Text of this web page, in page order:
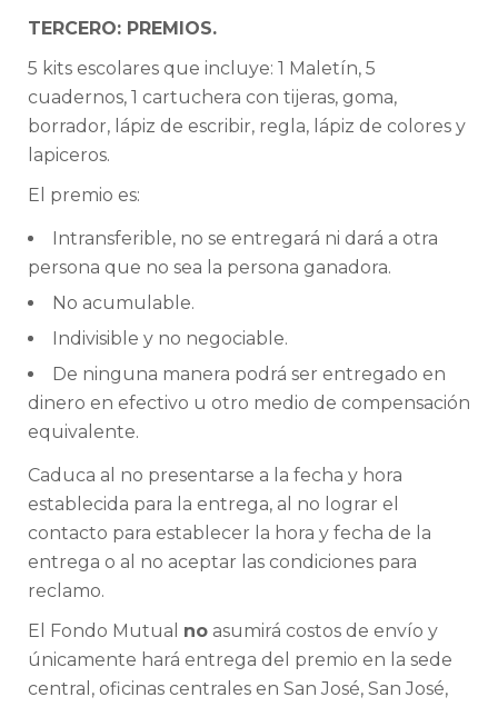
TERCERO: PREMIOS.
5 kits escolares que incluye: 1 Maletín, 5
cuadernos, 1 cartuchera con tijeras, goma,
borrador, lápiz de escribir, regla, lápiz de colores y
lapiceros.
El premio es:
Intransferible, no se entregará ni dará a otra
persona que no sea la persona ganadora.
No acumulable.
Indivisible y no negociable.
De ninguna manera podrá ser entregado en
dinero en efectivo u otro medio de compensación
equivalente.
Caduca al no presentarse a la fecha y hora
establecida para la entrega, al no lograr el
contacto para establecer la hora y fecha de la
entrega o al no aceptar las condiciones para
reclamo.
El Fondo Mutual no asumirá costos de envío y
únicamente hará entrega del premio en la sede
central, oficinas centrales en San José, San José,